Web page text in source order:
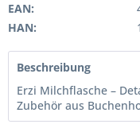
EAN:
HAN:
Beschreibung
Erzi Milchflasche –
Zubehör aus